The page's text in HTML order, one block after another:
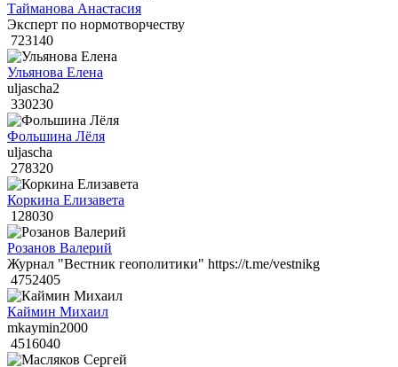
Тайманова Анастасия
Эксперт по нормотворчеству
723140
Ульянова Елена
uljascha2
330230
Фольшина Лёля
uljascha
278320
Коркина Елизавета
128030
Розанов Валерий
Журнал "Вестник геополитики" https://t.me/vestnikg
4752405
Каймин Михаил
mkaymin2000
4516040